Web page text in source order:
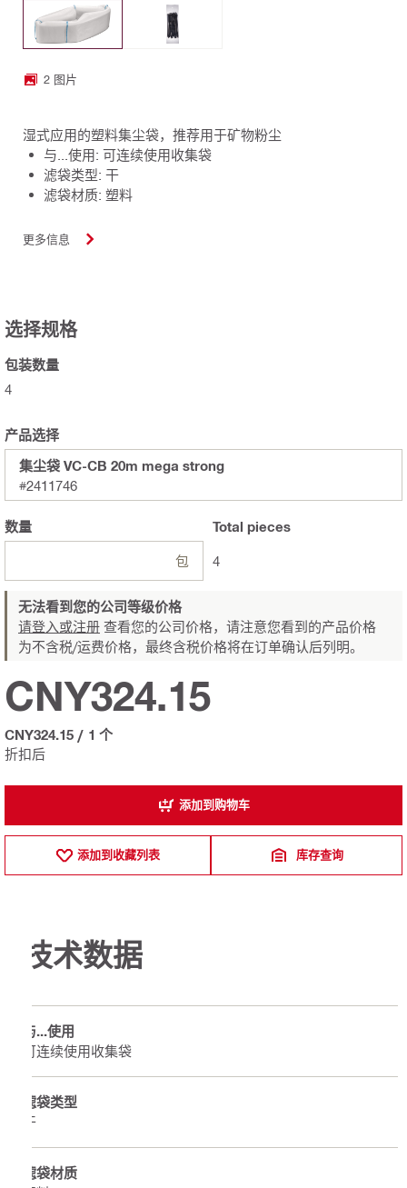
2 图片
湿式应用的塑料集尘袋，推荐用于矿物粉尘
与...使用: 可连续使用收集袋
滤袋类型: 干
滤袋材质: 塑料
更多信息
选择规格
包装数量
4
产品选择
集尘袋 VC-CB 20m mega strong
#2411746
数量
包
Total pieces
4
无法看到您的公司等级价格
请登入或注册 查看您的公司价格，请注意您看到的产品价格
为不含税/运费价格，最终含税价格将在订单确认后列明。
折扣后
CNY324.15
CNY324.15 / 1 个
添加到购物车
添加到收藏列表 库存查询
技术数据
与...使用
可连续使用收集袋
滤袋类型
干
滤袋材质